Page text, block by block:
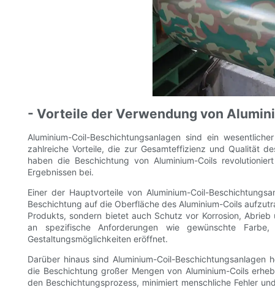
- Vorteile der Verwendung von
Aluminium-Coil-Beschichtungsanlagen sind ein
zahlreiche Vorteile, die zur Gesamteffizienz und Qualität
haben die Beschichtung von Aluminium-Coils
Ergebnissen bei.
Einer der Hauptvorteile von Aluminium-Coil-
Beschichtung auf die Oberfläche des Aluminium-Coils
Produkts, sondern bietet auch Schutz vor Korrosion,
an spezifische Anforderungen wie gewünschte
Gestaltungsmöglichkeiten eröffnet.
Darüber hinaus sind Aluminium-Coil-
die Beschichtung großer Mengen von Aluminium-Coils
den Beschichtungsprozess, minimiert menschliche Fehler